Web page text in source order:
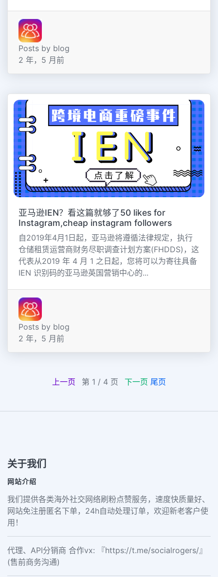
Posts by blog
2 年，5 月前
亚马逊IEN？看这篇就够了50 likes for
Instagram,cheap instagram followers
自2019年4月1日起，亚马逊将遵循法律规定，执行
仓储租赁运营商财务尽职调查计划方案(FHDDS)，这
代表从2019 年 4 月 1 之日起，您将可以为寄往具备
IEN 识别码的亚马逊英国营销中心的...
Posts by blog
2 年，5 月前
上一页 第 1 / 4 页 下一页 尾页
关于我们
网站介绍
我们提供各类海外社交网络刷粉点赞服务，速度快质量好、
网站免注册匿名下单，24h自动处理订单，欢迎新老客户使
用！
代理、API分销商 合作vx: 『https://t.me/socialrogers/』
(售前商务沟通)